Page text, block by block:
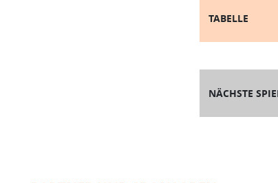
TABELLE
NÄCHSTE